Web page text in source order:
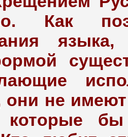
Как
они не
которые